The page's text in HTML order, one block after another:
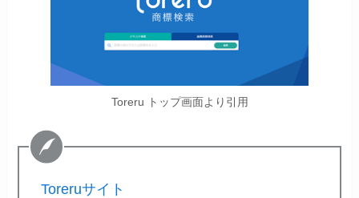
Toreru トップ画面より引用
Toreruサイト